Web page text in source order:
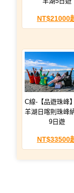
NT$21000
C線-【品遊珠峰
羊湖日喀則珠峰
9日遊
NT$33500